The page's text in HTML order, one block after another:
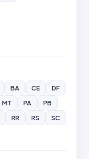
BA CE
DF
MT PA
PB
RR RS
SC